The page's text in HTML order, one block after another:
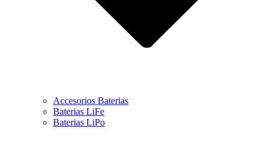
Accesorios Baterias
Baterias LiFe
Baterias LiPo